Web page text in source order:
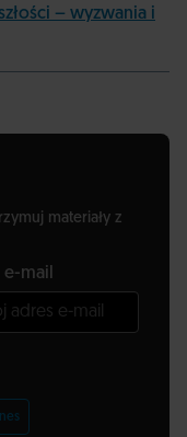
– wyzwania i
materiały z
mail